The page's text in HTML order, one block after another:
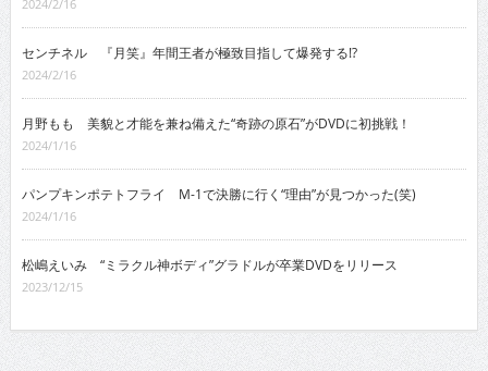
2024/2/16
センチネル 『月笑』年間王者が極致目指して爆発する!?
2024/2/16
月野もも 美貌と才能を兼ね備えた“奇跡の原石”がDVDに初挑戦！
2024/1/16
パンプキンポテトフライ M-1で決勝に行く“理由”が見つかった(笑)
2024/1/16
松嶋えいみ “ミラクル神ボディ”グラドルが卒業DVDをリリース
2023/12/15